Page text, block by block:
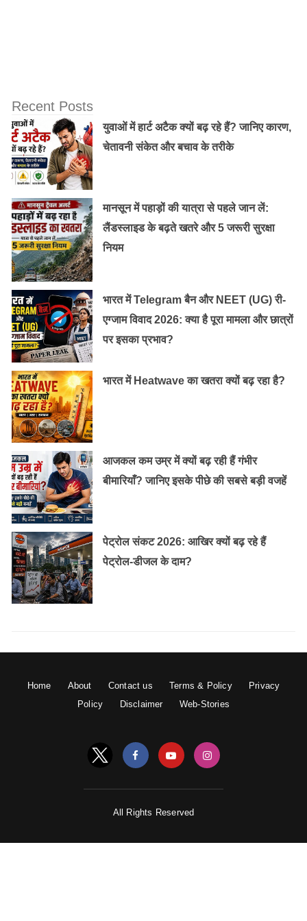
Recent Posts
युवाओं में हार्ट अटैक क्यों बढ़ रहे हैं? जानिए कारण,
चेतावनी संकेत और बचाव के तरीके
मानसून में पहाड़ों की यात्रा से पहले जान लें:
लैंडस्लाइड के बढ़ते खतरे और 5 जरूरी सुरक्षा
नियम
भारत में Telegram बैन और NEET (UG) री-
एग्जाम विवाद 2026: क्या है पूरा मामला और छात्रों
पर इसका प्रभाव?
भारत में Heatwave का खतरा क्यों बढ़ रहा है?
आजकल कम उम्र में क्यों बढ़ रही हैं गंभीर
बीमारियाँ? जानिए इसके पीछे की सबसे बड़ी वजहें
पेट्रोल संकट 2026: आखिर क्यों बढ़ रहे हैं
पेट्रोल-डीजल के दाम?
Home About Contact us Terms & Policy
Privacy
Policy
Disclaimer Web-Stories
All Rights Reserved